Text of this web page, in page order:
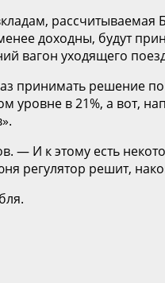
рассчитываемая
доходны, будут
вагон уходящего
принимать решение
уровне в 21%, а вот,
— И к этому есть
решит,